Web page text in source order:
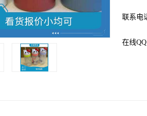
联系电
在线QQ